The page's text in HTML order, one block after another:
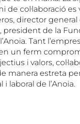
de col·laboració
director general
president de la
Tant
un ferm
i valors,
manera estreta
i laboral de l’Anoia.